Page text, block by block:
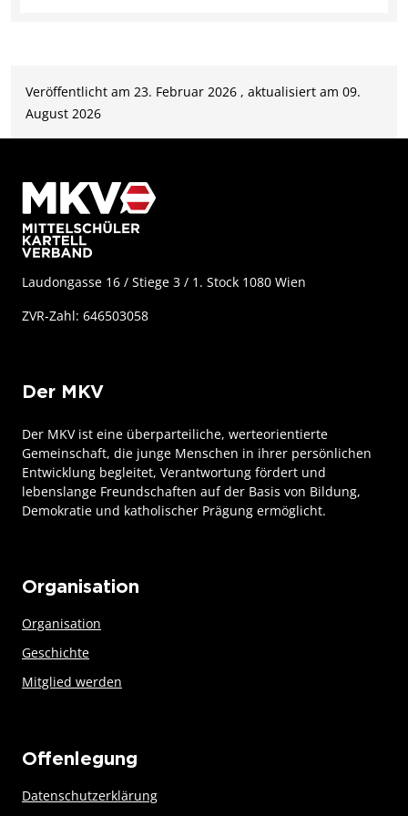
Veröffentlicht am 23. Februar 2026 , aktualisiert am 09.
August 2026
Laudongasse 16 / Stiege 3 / 1. Stock 1080 Wien
ZVR-Zahl: 646503058
Der MKV
Der MKV ist eine überparteiliche, werteorientierte
Gemeinschaft, die junge Menschen in ihrer persönlichen
Entwicklung begleitet, Verantwortung fördert und
lebenslange Freundschaften auf der Basis von Bildung,
Demokratie und katholischer Prägung ermöglicht.
Organisation
Organisation
Geschichte
Mitglied werden
Offenlegung
Datenschutzerklärung